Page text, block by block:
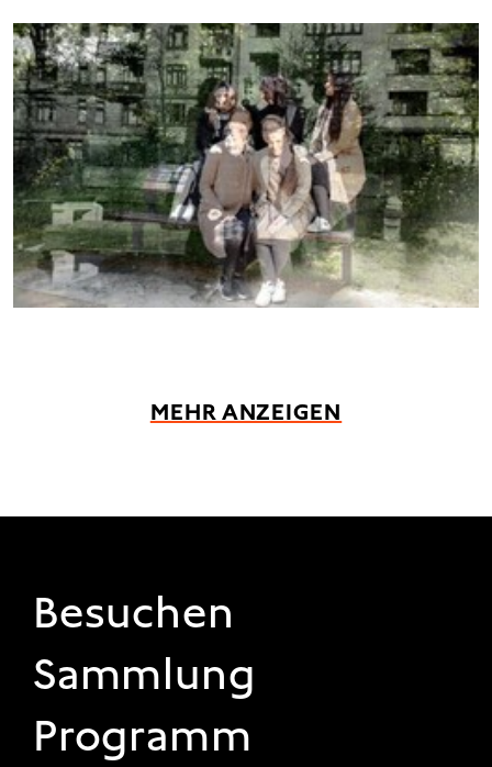
MEHR ANZEIGEN
FOOTER 1
Besuchen
Sammlung
Programm